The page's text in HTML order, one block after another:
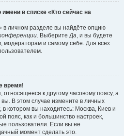
в списке «Кто сейчас на
в личном разделе вы найдёте опцию
. ВыберитеДа, и вы будете
модераторам и самому себе. Для всех
время!
к другому часовому поясу, а
вы. В этом случае измените в личных
в котором вы находитесь: Москва, Киев и
пояс, как и большинство настроек,
пользователи. Если вы не
момент сделать это.